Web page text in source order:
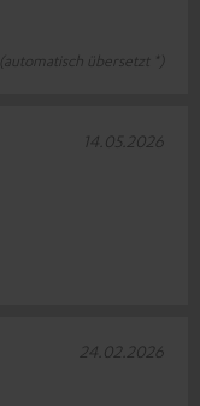
(automatisch übersetzt *)
14.05.2026
24.02.2026